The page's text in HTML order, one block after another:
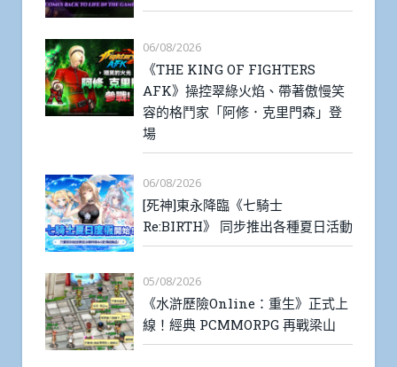
06/08/2026
《THE KING OF FIGHTERS
AFK》操控翠綠火焰、帶著傲慢笑
容的格鬥家「阿修．克里門森」登
場
06/08/2026
[死神]東永降臨《七騎士
Re:BIRTH》 同步推出各種夏日活動
05/08/2026
《水滸歷險Online：重生》正式上
線！經典 PCMMORPG 再戰梁山